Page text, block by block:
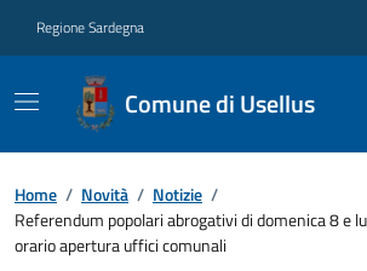
Regione Sardegna
Comune di Usellus
Home / Novità / Notizie /
Referendum popolari abrogativi di domenica 8 e
orario apertura uffici comunali